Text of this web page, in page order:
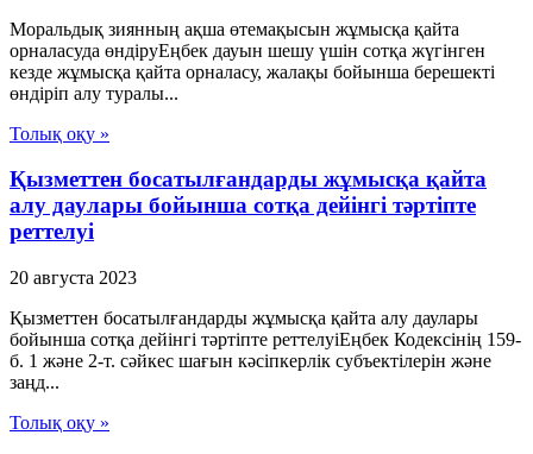
Моральдық зиянның ақша өтемақысын жұмысқа қайта
орналасуда өндіруЕңбек дауын шешу үшін сотқа жүгінген
кезде жұмысқа қайта орналасу, жалақы бойынша берешекті
өндіріп алу туралы...
Толық оқу »
Қызметтен босатылғандарды жұмысқа қайта
алу даулары бойынша сотқа дейінгі тәртіпте
реттелуі
20 августа 2023
Қызметтен босатылғандарды жұмысқа қайта алу даулары
бойынша сотқа дейінгі тәртіпте реттелуіЕңбек Кодексінің 159-
б. 1 және 2-т. сәйкес шағын кәсіпкерлік субъектілерін және
заңд...
Толық оқу »